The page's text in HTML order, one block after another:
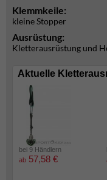
Klemmkeile:
kleine Stopper
Ausrüstung:
Kletterausrüstung und
Aktuelle
bei 9 Händlern
ab 57,58 €